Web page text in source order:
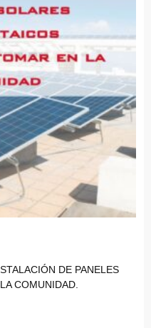
DE PANELES
COMUNIDAD.